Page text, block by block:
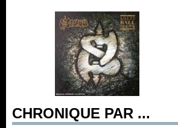
CHRONIQUE PAR ...